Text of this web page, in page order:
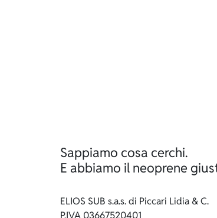
Sappiamo cosa cerchi.
E abbiamo il neoprene
ELIOS SUB s.a.s. di Piccari Lidia & C.
P.IVA 03667520401